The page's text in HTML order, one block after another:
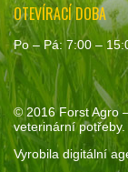
OTEVÍRACÍ DOBA
Po – Pá: 7:00 –
© 2016Forst Agro
veterinární potřeby.
Vyrobila digitální